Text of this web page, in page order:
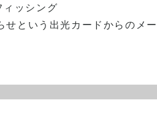
ィッシング
せという出光カードからのメ